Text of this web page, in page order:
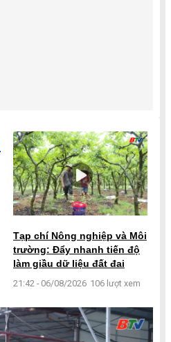
Tạp chí Nông nghiệp và Môi
trường: Đẩy nhanh tiến độ
làm giầu dữ liệu đất đai
21:42 - 06/08/2026 106 lượt xem